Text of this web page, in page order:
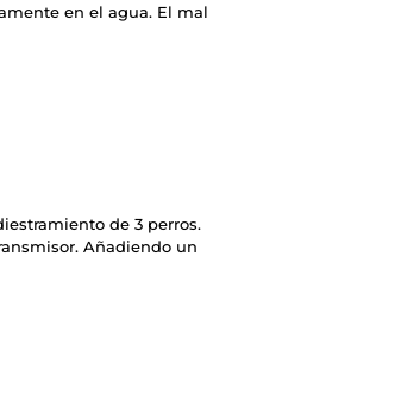
en el agua. El mal
de 3 perros.
Añadiendo un